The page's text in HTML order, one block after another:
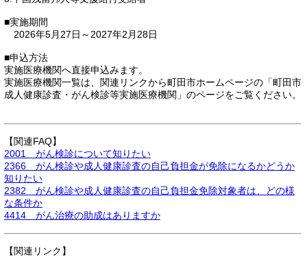
■実施期間
2026年5月27日～2027年2月28日
■申込方法
実施医療機関へ直接申込みます。
実施医療機関一覧は、関連リンクから町田市ホームページの「町田市
成人健康診査・がん検診等実施医療機関」のページをご覧ください。
【関連FAQ】
2001 がん検診について知りたい
2366 がん検診や成人健康診査の自己負担金が免除になるかどうか
知りたい
2382 がん検診や成人健康診査の自己負担金免除対象者は、どの様
な条件か
4414 がん治療の助成はありますか
【関連リンク】